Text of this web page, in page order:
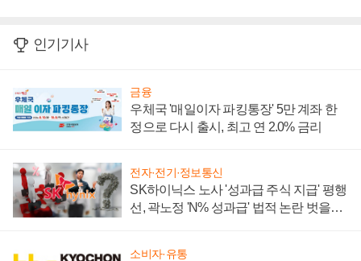
인기기사
금융
우체국 '매일이자 파킹통장' 5만 계좌 한
정으로 다시 출시, 최고 연 2.0% 금리
전자·전기·정보통신
SK하이닉스 노사 '성과급 주식 지급' 평행
선, 곽노정 'N% 성과급' 법적 논란 벗을지
소비자·유통